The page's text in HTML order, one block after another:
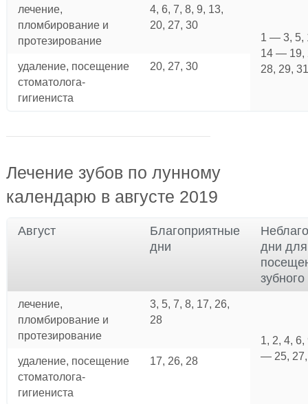
лечение,
пломбирование и
протезирование
4, 6, 7, 8, 9, 13,
20, 27, 30
1 — 3, 5,
14 — 19,
28, 29, 31
удаление, посещение
стоматолога-
гигиениста
20, 27, 30
Лечение зубов по лунному
календарю в августе 2019
Август
Благоприятные
дни
дни для
лечение,
пломбирование и
протезирование
3, 5, 7, 8, 17, 26,
28
1, 2, 4,
— 25,
удаление, посещение
стоматолога-
гигиениста
17, 26, 28